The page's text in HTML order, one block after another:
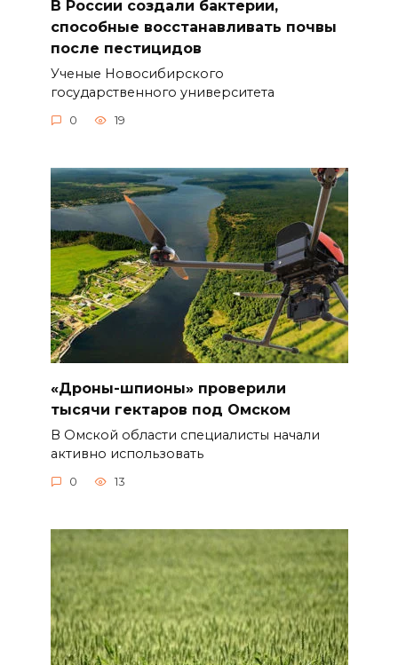
В России создали бактерии,
способные восстанавливать почвы
после пестицидов
Ученые Новосибирского
государственного университета
0 19
«Дроны-шпионы» проверили
тысячи гектаров под Омском
В Омской области специалисты начали
активно использовать
0 13